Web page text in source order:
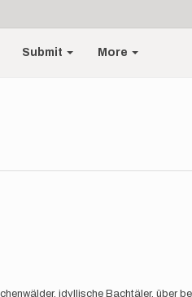
Submit More
idyllische Bachtäler, über